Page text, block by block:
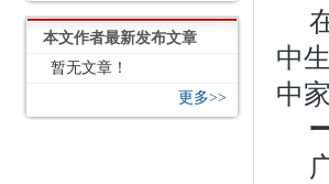
本文作者最新发布文章
暂无文章！
更多>>
中
中